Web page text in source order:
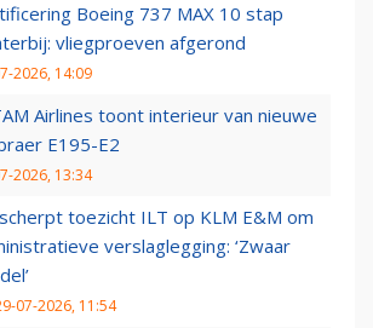
Boeing 737 MAX 10 stap
vliegproeven afgerond
2026, 14:09
Airlines toont interieur van nieuwe
E195-E2
2026, 13:34
toezicht ILT op KLM E&M om
verslaglegging: ‘Zwaar
07-2026, 11:54